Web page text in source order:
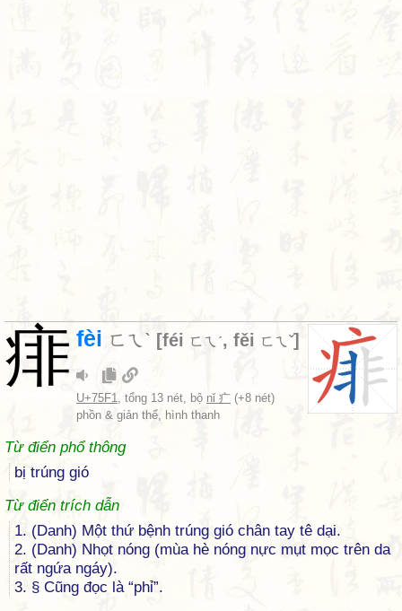
痱 fèi ㄈㄟˋ [féi ㄈㄟˊ, fěi ㄈㄟˇ]
U+75F1, tổng 13 nét, bộ nǐ 疒 (+8 nét)
phồn & giản thể, hình thanh
Từ điển phổ thông
bị trúng gió
Từ điển trích dẫn
1. (Danh) Một thứ bệnh trúng gió chân tay tê dại.
2. (Danh) Nhọt nóng (mùa hè nóng nực mụt mọc trên da
rất ngứa ngáy).
3. § Cũng đọc là “phỉ”.